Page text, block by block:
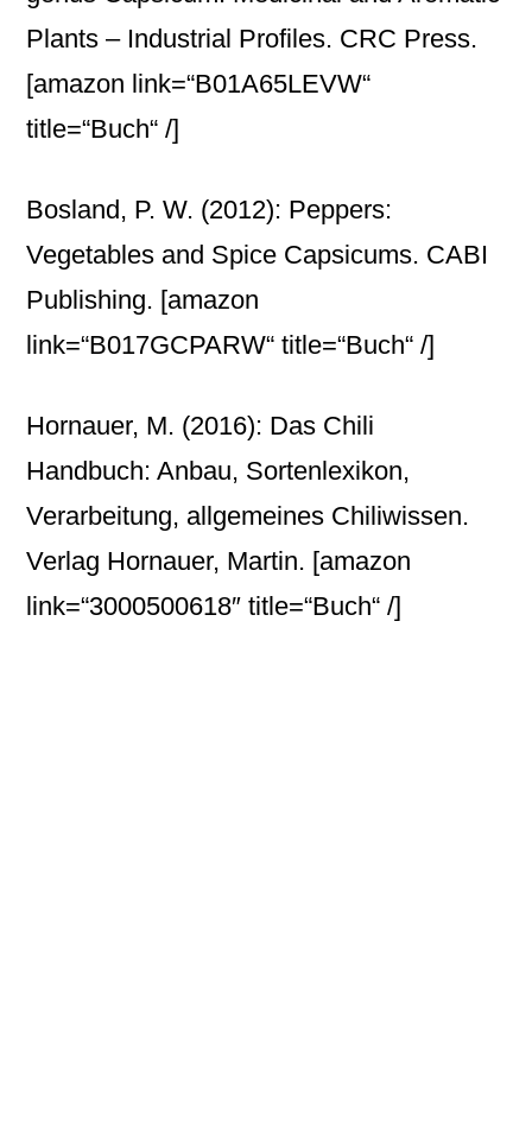
Plants – Industrial Profiles. CRC Press.
[amazon link=“B01A65LEVW“
title=“Buch“ /]
Bosland, P. W. (2012): Peppers:
Vegetables and Spice Capsicums. CABI
Publishing. [amazon
link=“B017GCPARW“ title=“Buch“ /]
Hornauer, M. (2016): Das Chili
Handbuch: Anbau, Sortenlexikon,
Verarbeitung, allgemeines Chiliwissen.
Verlag Hornauer, Martin. [amazon
link=“3000500618″ title=“Buch“ /]